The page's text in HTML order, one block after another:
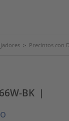
> Precintos con
BK |